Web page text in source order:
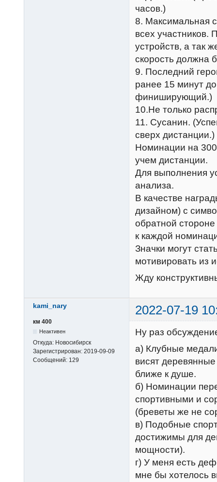
часов.)
8. Максимальная
всех участников.
устройств, а так
скорость должна
9. Последний
ранее 15 минут
финиширующий.)
10.Не только
11. Сусанин.
сверх дистанции.)
Номинации на
учем дистанции.
Для выполнения
анализа.
В качестве
дизайном) с
обратной стороне
к каждой
Значки могут
мотивировать из
Жду
kami_nary 2022-07-19
км 400
Неактивен
Откуда: Новосибирск
Зарегистрирован: 2019-09-09
Сообщений: 129
Ну раз
а) Клубные
висят
ближе к душе.
б) Номинации
спортивными и
(бреветы же не
в) Подобные
достижимы для
мощности).
г) У меня есть
мне бы хотелось